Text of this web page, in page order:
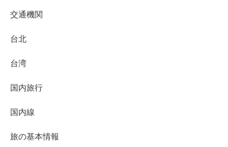
交通機関
台北
台湾
国内旅行
国内線
旅の基本情報